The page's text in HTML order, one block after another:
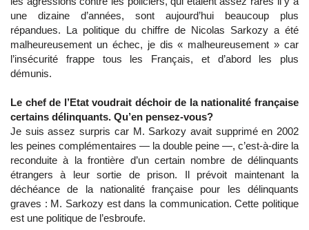
une dizaine d’années, sont aujourd’hui beaucoup plus
répandues. La politique du chiffre de Nicolas Sarkozy a été
malheureusement un échec, je dis « malheureusement » car
l’insécurité frappe tous les Français, et d’abord les plus
démunis.
Le chef de l’Etat voudrait déchoir de la nationalité française
certains délinquants. Qu’en pensez-vous?
Je suis assez surpris car M. Sarkozy avait supprimé en 2002
les peines complémentaires — la double peine —, c’est-à-dire la
reconduite à la frontière d’un certain nombre de délinquants
étrangers à leur sortie de prison. Il prévoit maintenant la
déchéance de la nationalité française pour les délinquants
graves : M. Sarkozy est dans la communication. Cette politique
est une politique de l’esbroufe.